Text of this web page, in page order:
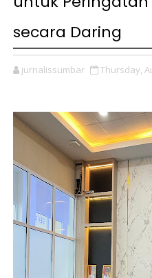
secara Daring
jurnalissumbar Thursday,